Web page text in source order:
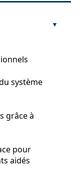
système
grâce à
pour
aidés